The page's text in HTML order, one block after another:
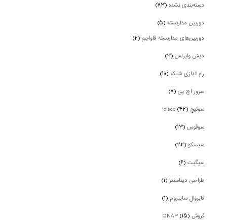
دسته‌بندی نشده(۷۳)
دوربین‌ مداربسته(۵)
دوربین‌های مداربسته فاواجم(۲)
دیش وایرلس(۳)
راه اندازی شبکه(۱۰)
سرور اچ پی(۷)
سوئیچ cisco (۴۲)
سوفوس(۱۳)
سیسکو(۲۲)
سیگیت(۶)
طراحی دیتاسنتر(۱)
فایروال سایبروم (۱)
فروش QNAP (۱۵)